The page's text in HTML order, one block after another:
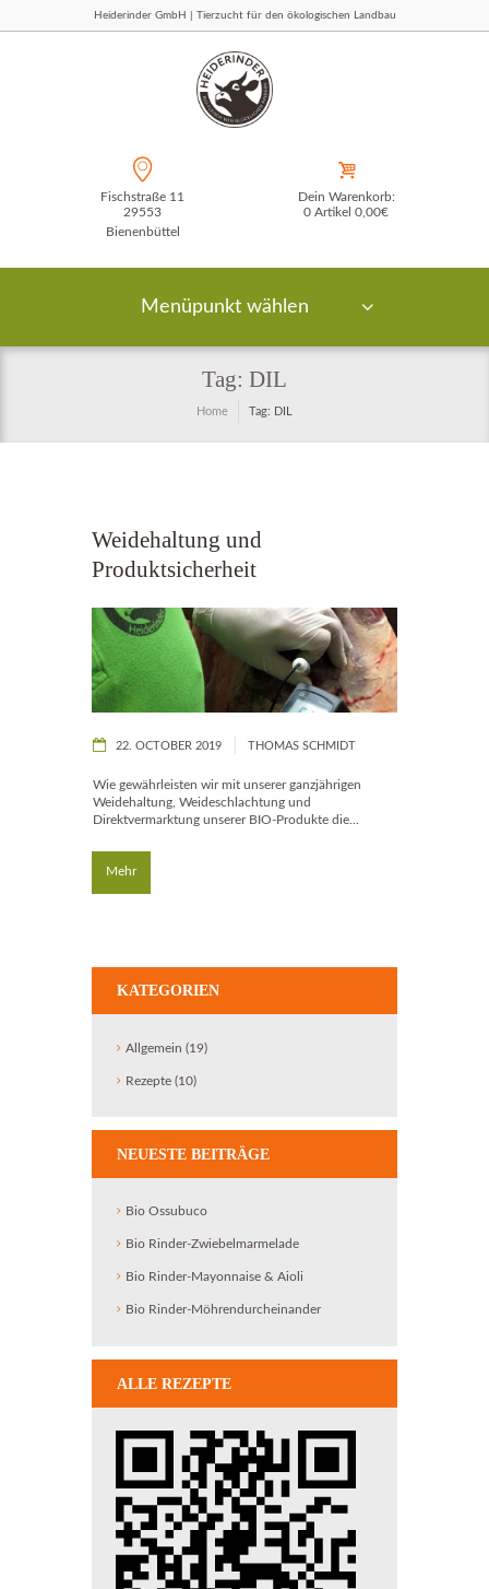
Heiderinder GmbH | Tierzucht für den ökologischen Landbau
Dein Warenkorb:
0 Artikel 0,00€
Fischstraße 11
29553
Bienenbüttel
Menüpunkt wählen
Tag: DIL
Home Tag: DIL
Weidehaltung und
Produktsicherheit
22. OCTOBER 2019 THOMAS SCHMIDT
Wie gewährleisten wir mit unserer ganzjährigen
Weidehaltung, Weideschlachtung und
Direktvermarktung unserer BIO-Produkte die...
Mehr
KATEGORIEN
Allgemein (19)
Rezepte (10)
NEUESTE BEITRÄGE
Bio Ossubuco
Bio Rinder-Zwiebelmarmelade
Bio Rinder-Mayonnaise & Aioli
Bio Rinder-Möhrendurcheinander
ALLE REZEPTE